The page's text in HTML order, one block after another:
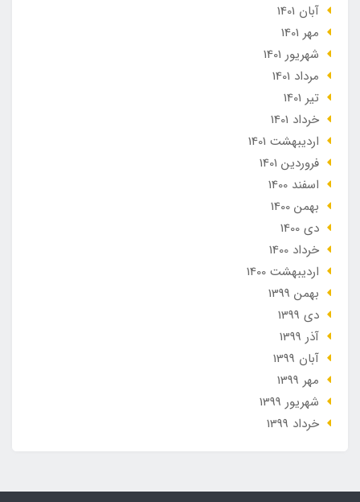
آبان 1401
مهر 1401
شهریور 1401
مرداد 1401
تير 1401
خرداد 1401
ارديبهشت 1401
فروردین 1401
اسفند 1400
بهمن 1400
دی 1400
خرداد 1400
ارديبهشت 1400
بهمن 1399
دی 1399
آذر 1399
آبان 1399
مهر 1399
شهریور 1399
خرداد 1399